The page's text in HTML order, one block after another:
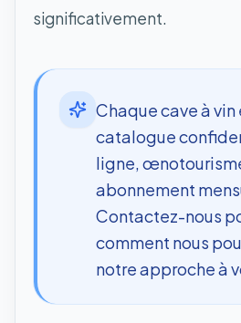
significativement.
Chaque cave à vin
catalogue
ligne,
abonnement
Contactez-nous
comment nous
notre approche à